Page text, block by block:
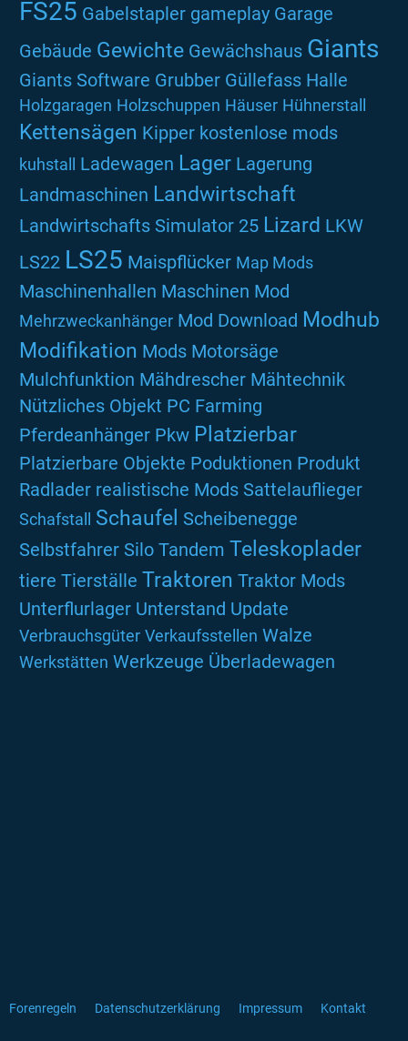
FS25 Gabelstapler gameplay Garage
Gebäude Gewichte Gewächshaus Giants
Giants Software Grubber Güllefass Halle
Holzgaragen Holzschuppen Häuser Hühnerstall
Kettensägen Kipper kostenlose mods
kuhstall Ladewagen Lager Lagerung
Landmaschinen Landwirtschaft
Landwirtschafts Simulator 25 Lizard LKW
LS22 LS25 Maispflücker Map Mods
Maschinenhallen Maschinen Mod
Mehrzweckanhänger Mod Download Modhub
Modifikation Mods Motorsäge
Mulchfunktion Mähdrescher Mähtechnik
Nützliches Objekt PC Farming
Pferdeanhänger Pkw Platzierbar
Platzierbare Objekte Poduktionen Produkt
Radlader realistische Mods Sattelauflieger
Schafstall Schaufel Scheibenegge
Selbstfahrer Silo Tandem Teleskoplader
tiere Tierställe Traktoren Traktor Mods
Unterflurlager Unterstand Update
Verbrauchsgüter Verkaufsstellen Walze
Werkstätten Werkzeuge Überladewagen
Forenregeln Datenschutzerklärung Impressum Kontakt